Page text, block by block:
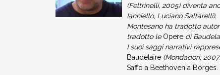
(Feltrinelli, 2005) diventa
Ianniello, Luciano Saltarelli).
Montesano ha tradotto
tradotto le Opere di
I suoi saggi narrativi
Baudelaire (Mondadori,
Saffo a Beethoven a